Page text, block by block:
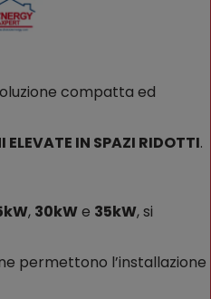
compatta ed
ELEVATE IN SPAZI RIDOTTI.
, 30kWe 35kW, si
permettono l’installazione